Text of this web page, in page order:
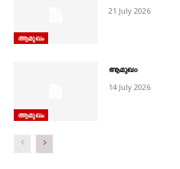
ആമുഖം
21 July 2026
ആമുഖം
ആമുഖം
14 July 2026